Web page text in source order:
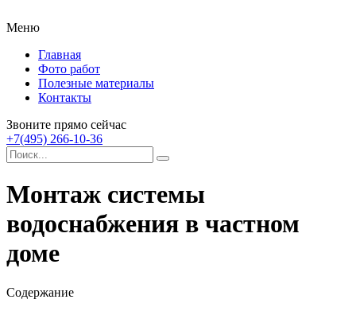
Меню
Главная
Фото работ
Полезные материалы
Контакты
Звоните прямо сейчас
+7(495) 266-10-36
Монтаж системы
водоснабжения в частном
доме
Содержание